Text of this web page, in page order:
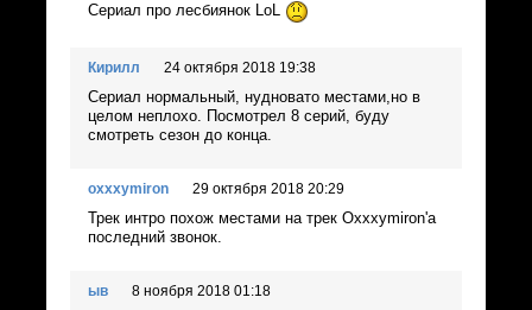
Сериал про лесбиянок LoL
Кирилл 24 октября 2018 19:38
Cериал нормальный, нудновато местами,но в
целом неплохо. Посмотрел 8 серий, буду
смотреть сезон до конца.
oxxxymiron 29 октября 2018 20:29
Трек интро похож местами на трек Oxxxymiron'а
последний звонок.
ыв 8 ноября 2018 01:18